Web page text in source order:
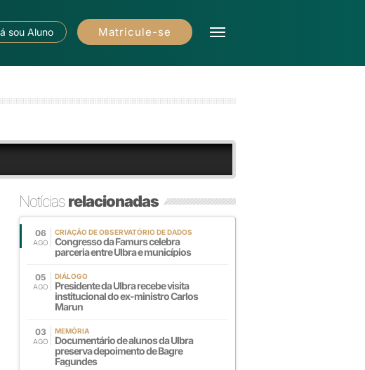
sou Aluno Matricule-se
Notíciasrelacionadas
06
AGO
CRIAÇÃO DE OBSERVATÓRIO DE DADOS
Congresso da Famurs celebra
parceria entre Ulbra e municípios
05
AGO
DIÁLOGO
Presidente da Ulbra recebe visita
institucional do ex-ministro Carlos
Marun
03
AGO
MEMÓRIA
Documentário de alunos da Ulbra
preserva depoimento de Bagre
Fagundes